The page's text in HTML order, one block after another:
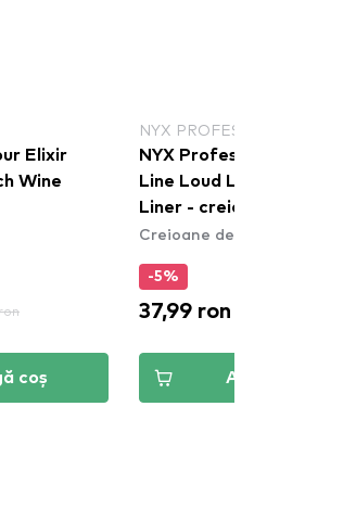
Elixir
Wine
coș
NYX PROFESSIONAL
NYX Professional
Line Loud Longwear Lip
Liner - creion de buze
Gimme Drama (LLLP01)
Creioane de buze
-5%
37,99 ron
Adaugă coș